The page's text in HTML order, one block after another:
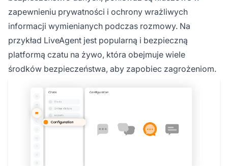
zapewnieniu prywatności i ochrony wrażliwych
informacji wymienianych podczas rozmowy. Na
przykład LiveAgent jest popularną i bezpieczną
platformą czatu na żywo, która obejmuje wiele
środków bezpieczeństwa, aby zapobiec zagrożeniom.